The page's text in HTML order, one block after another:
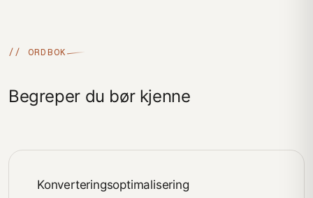
// ORDBOK
Begreper du bør kjenne
Konverteringsoptimalisering